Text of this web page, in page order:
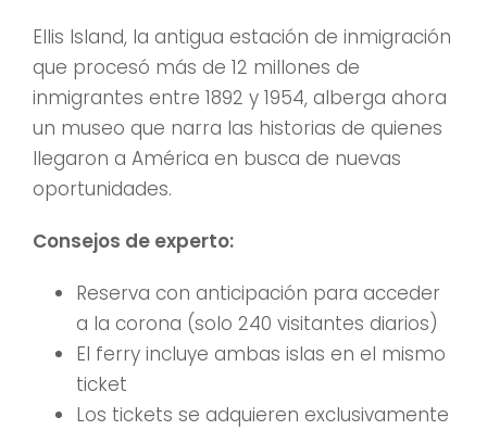
Ellis Island, la antigua estación de inmigración
que procesó más de 12 millones de
inmigrantes entre 1892 y 1954, alberga ahora
un museo que narra las historias de quienes
llegaron a América en busca de nuevas
oportunidades.
Consejos de experto:
Reserva con anticipación para acceder
a la corona (solo 240 visitantes diarios)
El ferry incluye ambas islas en el mismo
ticket
Los tickets se adquieren exclusivamente